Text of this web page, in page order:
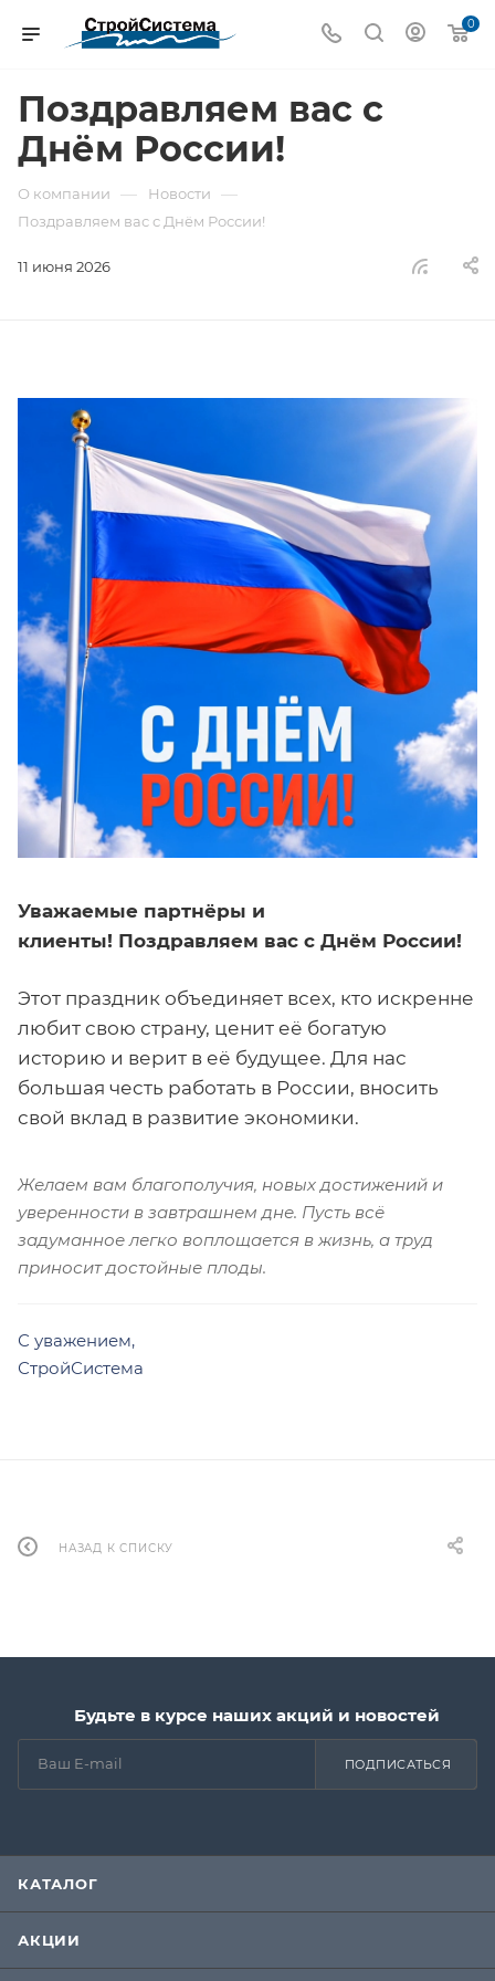
0
Поздравляем вас с
Днём России!
О компании — Новости —
Поздравляем вас с Днём России!
11 июня 2026
Уважаемые партнёры и
клиенты! Поздравляем вас с Днём России!
Этот праздник объединяет всех, кто искренне
любит свою страну, ценит её богатую
историю и верит в её будущее. Для нас
большая честь работать в России, вносить
свой вклад в развитие экономики.
Желаем вам благополучия, новых достижений и
уверенности в завтрашнем дне. Пусть всё
задуманное легко воплощается в жизнь, а труд
приносит достойные плоды.
С уважением,
СтройСистема
НАЗАД К СПИСКУ
Будьте в курсе наших акций и новостей
ПОДПИСАТЬСЯ
КАТАЛОГ
АКЦИИ